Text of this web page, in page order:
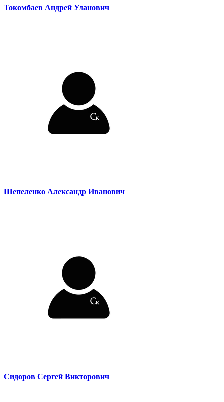
Токомбаев Андрей Уланович
Шепеленко Александр Иванович
Сидоров Сергей Викторович